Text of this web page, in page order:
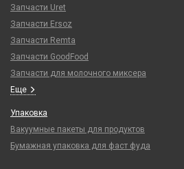
Запчасти Uret
Запчасти Ersoz
Запчасти Remta
Запчасти GoodFood
Запчасти для молочного миксера
Еще
Упаковка
Вакуумные пакеты для продуктов
Бумажная упаковка для фаст фуда